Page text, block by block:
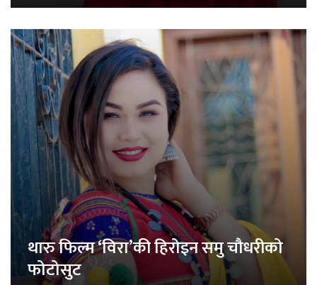
थारु फिल्म ‘विरा’की हिरोइन समु चौधरीको
फोटोसुट